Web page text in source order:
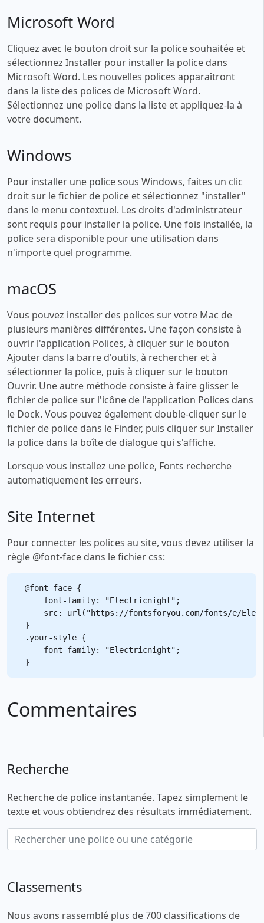
Microsoft Word
Cliquez avec le bouton droit sur la police souhaitée et
sélectionnez Installer pour installer la police dans
Microsoft Word. Les nouvelles polices apparaîtront
dans la liste des polices de Microsoft Word.
Sélectionnez une police dans la liste et appliquez-la à
votre document.
Windows
Pour installer une police sous Windows, faites un clic
droit sur le fichier de police et sélectionnez "installer"
dans le menu contextuel. Les droits d'administrateur
sont requis pour installer la police. Une fois installée, la
police sera disponible pour une utilisation dans
n'importe quel programme.
macOS
Vous pouvez installer des polices sur votre Mac de
plusieurs manières différentes. Une façon consiste à
ouvrir l'application Polices, à cliquer sur le bouton
Ajouter dans la barre d'outils, à rechercher et à
sélectionner la police, puis à cliquer sur le bouton
Ouvrir. Une autre méthode consiste à faire glisser le
fichier de police sur l'icône de l'application Polices dans
le Dock. Vous pouvez également double-cliquer sur le
fichier de police dans le Finder, puis cliquer sur Installer
la police dans la boîte de dialogue qui s'affiche.
Lorsque vous installez une police, Fonts recherche
automatiquement les erreurs.
Site Internet
Pour connecter les polices au site, vous devez utiliser la
règle @font-face dans le fichier css:
@font-face {
    font-family: "Electricnight";
src: url("https://fontsforyou.com/fonts/e/
}
.your-style {
    font-family: "Electricnight";
Commentaires
Recherche
Recherche de police instantanée. Tapez simplement le
texte et vous obtiendrez des résultats immédiatement.
Classements
Nous avons rassemblé plus de 700 classifications de